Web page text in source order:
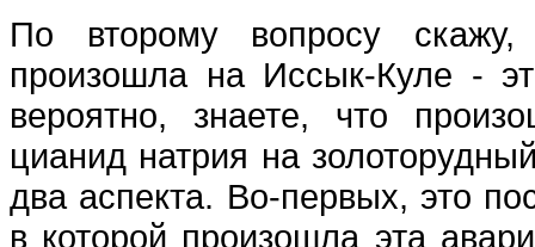
По второму вопросу
произошла на Иссык-Куле -
вероятно, знаете, что
цианид натрия на
два аспекта. Во-первых, это
в которой произошла эта